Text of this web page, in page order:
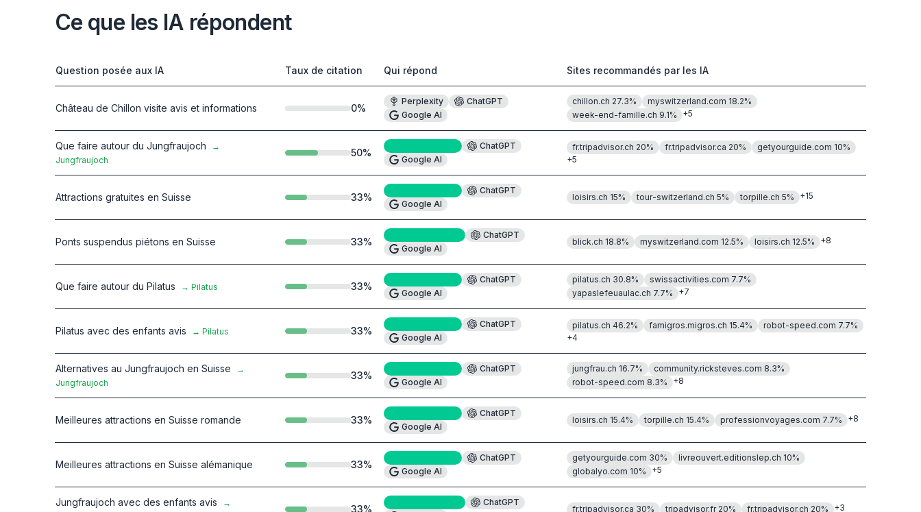
Ce que les IA répondent
Question posée aux IA Taux de citation Qui répond Sites recommandés par les IA
Château de Chillon visite avis et informations 0%
Perplexity
ChatGPT
Google AI
chillon.ch 27.3% myswitzerland.com 18.2%
week-end-famille.ch 9.1% +5
Que faire autour du Jungfraujoch
→
Jungfraujoch
50%
ChatGPT
Google AI
fr.tripadvisor.ch 20% fr.tripadvisor.ca 20% getyourguide.com 10%
+5
Attractions gratuites en Suisse 33%
ChatGPT
Google AI
loisirs.ch 15% tour-switzerland.ch 5% torpille.ch 5% +15
Ponts suspendus piétons en Suisse 33%
ChatGPT
Google AI
blick.ch 18.8% myswitzerland.com 12.5% loisirs.ch 12.5% +8
Que faire autour du Pilatus → Pilatus 33%
ChatGPT
Google AI
pilatus.ch 30.8% swissactivities.com 7.7%
yapaslefeuaulac.ch 7.7% +7
Pilatus avec des enfants avis → Pilatus 33%
ChatGPT
Google AI
pilatus.ch 46.2% famigros.migros.ch 15.4% robot-speed.com 7.7%
+4
Alternatives au Jungfraujoch en Suisse
→
Jungfraujoch
33%
ChatGPT
Google AI
jungfrau.ch 16.7% community.ricksteves.com 8.3%
robot-speed.com 8.3% +8
Meilleures attractions en Suisse romande 33%
ChatGPT
Google AI
loisirs.ch 15.4% torpille.ch 15.4% professionvoyages.com 7.7% +8
Meilleures attractions en Suisse alémanique 33%
ChatGPT
Google AI
getyourguide.com 30% livreouvert.editionslep.ch 10%
globalyo.com 10% +5
Jungfraujoch avec des enfants avis
→
33%
ChatGPT
fr.tripadvisor.ca 30% tripadvisor.fr 20% fr.tripadvisor.ch 20% +3